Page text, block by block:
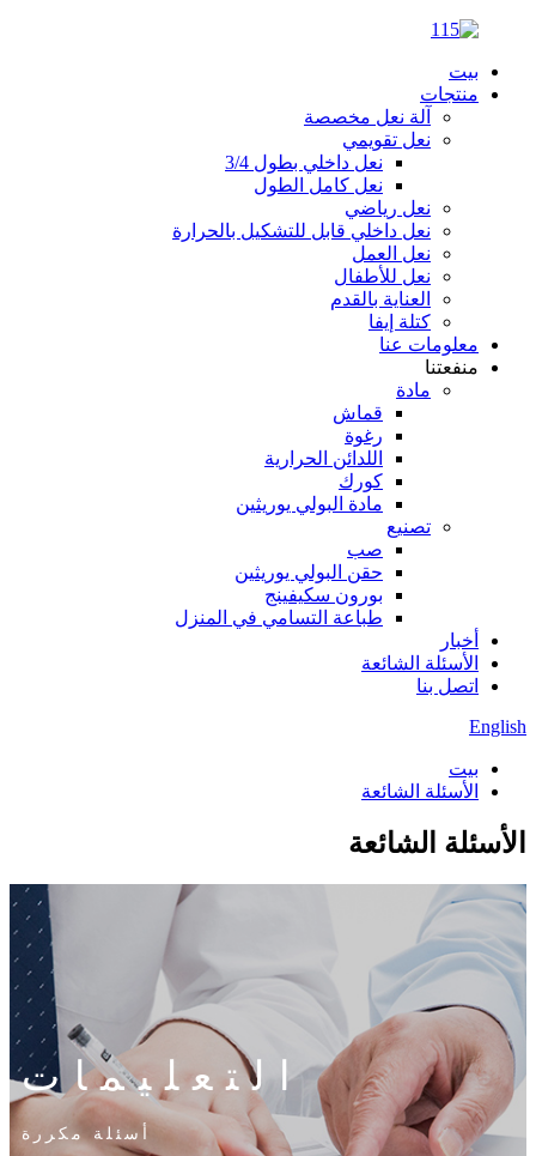
بيت
منتجات
آلة نعل مخصصة
نعل تقويمي
نعل داخلي بطول 3/4
نعل كامل الطول
نعل رياضي
نعل داخلي قابل للتشكيل بالحرارة
نعل العمل
نعل للأطفال
العناية بالقدم
كتلة إيفا
معلومات عنا
منفعتنا
مادة
قماش
رغوة
اللدائن الحرارية
كورك
مادة البولي يوريثين
تصنيع
صب
حقن البولي يوريثين
بورون سكيفينج
طباعة التسامي في المنزل
أخبار
الأسئلة الشائعة
اتصل بنا
English
بيت
الأسئلة الشائعة
الأسئلة الشائعة
التعليمات
أسئلة مكررة